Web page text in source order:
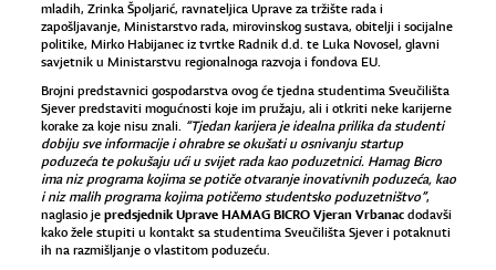
mladih, Zrinka Špoljarić, ravnateljica Uprave za tržište rada i
zapošljavanje, Ministarstvo rada, mirovinskog sustava, obitelji i socijalne
politike, Mirko Habijanec iz tvrtke Radnik d.d. te Luka Novosel, glavni
savjetnik u Ministarstvu regionalnoga razvoja i fondova EU.
Brojni predstavnici gospodarstva ovog će tjedna studentima Sveučilišta
Sjever predstaviti mogućnosti koje im pružaju, ali i otkriti neke karijerne
korake za koje nisu znali. “Tjedan karijera je idealna prilika da studenti
dobiju sve informacije i ohrabre se okušati u osnivanju startup
poduzeća te pokušaju ući u svijet rada kao poduzetnici. Hamag Bicro
ima niz programa kojima se potiče otvaranje inovativnih poduzeća, kao
i niz malih programa kojima potičemo studentsko poduzetništvo”,
naglasio je predsjednik Uprave HAMAG BICRO Vjeran Vrbanac dodavši
kako žele stupiti u kontakt sa studentima Sveučilišta Sjever i potaknuti
ih na razmišljanje o vlastitom poduzeću.